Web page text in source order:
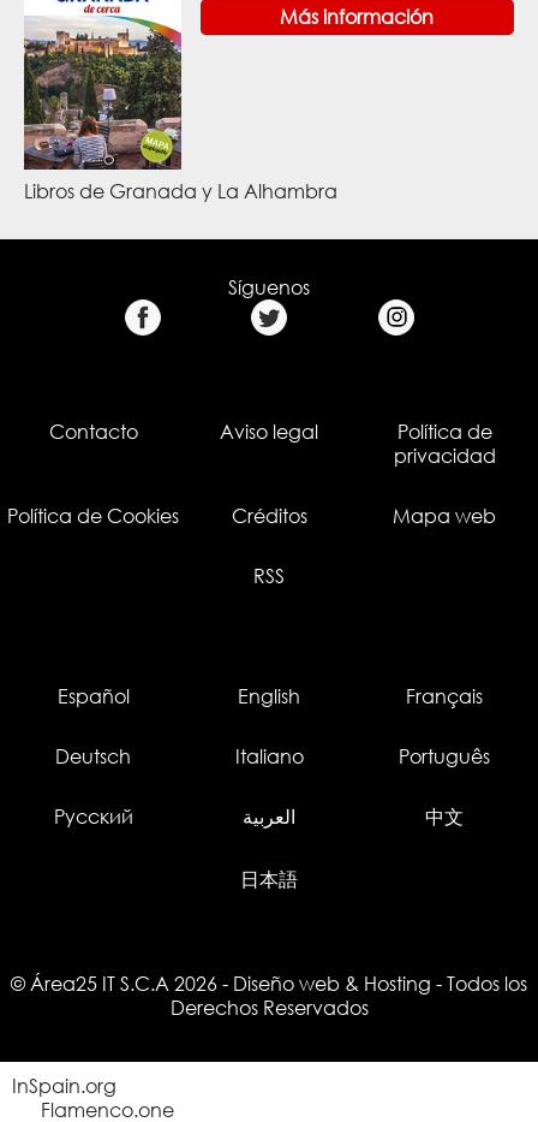
Más información
Libros de Granada y La Alhambra
Síguenos
Contacto Aviso legal
Política de
privacidad
Política de Cookies Créditos Mapa web
RSS
Español English Français
Deutsch Italiano Português
Русский العربية 中文
日本語
© Área25 IT S.C.A 2026 - Diseño web & Hosting - Todos los
Derechos Reservados
InSpain.org
Flamenco.one